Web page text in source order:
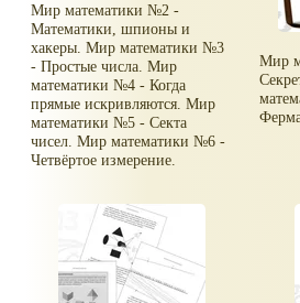
доставит удовольствие всем
любителям занимательной
математики.
Мир математики №2 -
Математики, шпионы и
хакеры. Мир математики №3
- Простые числа. Мир
математики №4 - Когда
прямые искривляются. Мир
математики №5 - Секта
чисел. Мир математики №6 -
Четвёртое измерение.
Мир